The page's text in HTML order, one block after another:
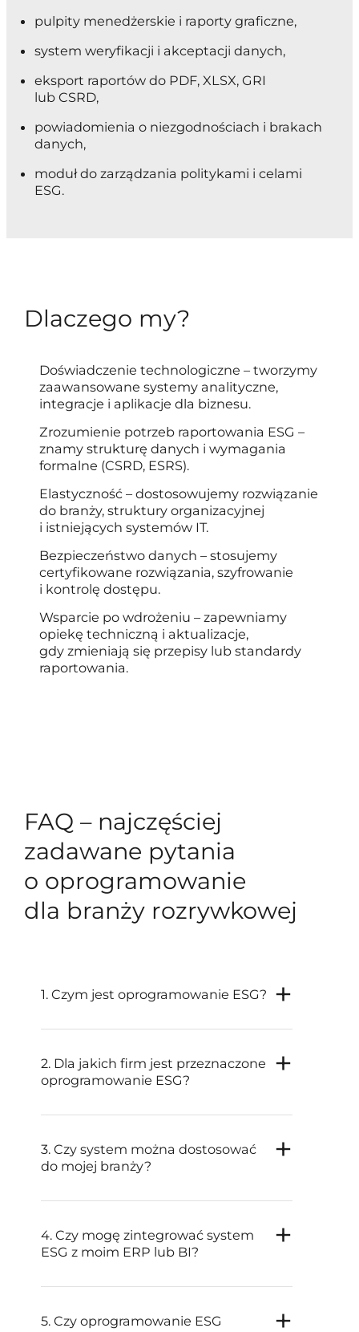
pulpity menedżerskie i raporty graficzne,
system weryfikacji i akceptacji danych,
eksport raportów do PDF, XLSX, GRI
lub CSRD,
powiadomienia o niezgodnościach i brakach
danych,
moduł do zarządzania politykami i celami
ESG.
Dlaczego my?
Doświadczenie technologiczne – tworzymy
zaawansowane systemy analityczne,
integracje i aplikacje dla biznesu.
Zrozumienie potrzeb raportowania ESG –
znamy strukturę danych i wymagania
formalne (CSRD, ESRS).
Elastyczność – dostosowujemy rozwiązanie
do branży, struktury organizacyjnej
i istniejących systemów IT.
Bezpieczeństwo danych – stosujemy
certyfikowane rozwiązania, szyfrowanie
i kontrolę dostępu.
Wsparcie po wdrożeniu – zapewniamy
opiekę techniczną i aktualizacje,
gdy zmieniają się przepisy lub standardy
raportowania.
FAQ – najczęściej
zadawane pytania
o oprogramowanie
dla branży rozrywkowej
1. Czym jest oprogramowanie ESG?
2. Dla jakich firm jest przeznaczone
oprogramowanie ESG?
3. Czy system można dostosować
do mojej branży?
4. Czy mogę zintegrować system
ESG z moim ERP lub BI?
5. Czy oprogramowanie ESG